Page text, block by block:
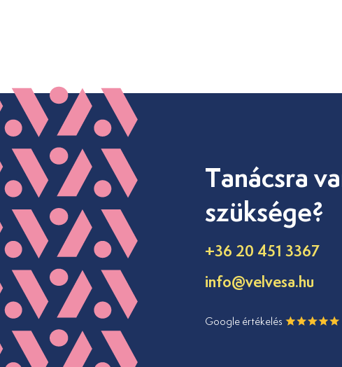
Tanácsra
szüksége?
+36 20 451 3367
info@velvesa.hu
Google értékelés